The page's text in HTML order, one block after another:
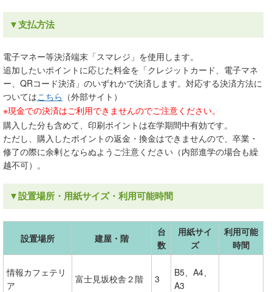
▼支払方法
電子マネー等決済端末「スマレジ」を使用します。
追加したいポイントに応じた料金を「クレジットカード、電子マネ
ー、QRコード決済」のいずれかで決済します。対応する決済方法に
ついてはこちら （外部サイト）
※現金での決済はご利用できませんのでご注意ください。
購入した分も含めて、印刷ポイントは在学期間中有効です。
ただし、購入したポイントの返金・換金はできませんので、卒業・
修了の際に余剰とならぬようご注意ください（内部進学の場合も繰
越不可）。
▼設置場所・用紙サイズ・利用可能時間
設置場所 建屋・階
台
数
用紙サイ
ズ
利用可能
時間
情報カフェテリ
ア
富士見坂校舎２階 3
B5、A4、
A3